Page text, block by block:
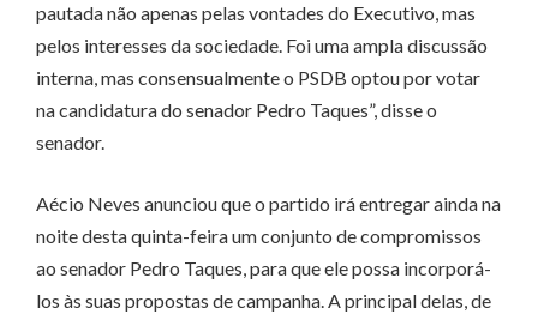
pautada não apenas pelas vontades do Executivo, mas
pelos interesses da sociedade. Foi uma ampla discussão
interna, mas consensualmente o PSDB optou por votar
na candidatura do senador Pedro Taques”, disse o
senador.
Aécio Neves anunciou que o partido irá entregar ainda na
noite desta quinta-feira um conjunto de compromissos
ao senador Pedro Taques, para que ele possa incorporá-
los às suas propostas de campanha. A principal delas, de